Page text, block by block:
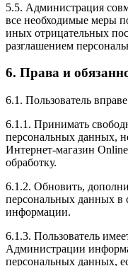
5.5. Администрация
все необходимые меры
иных отрицательных
разглашением
6. Права и
6.1. Пользователь
6.1.1. Принимать
персональных данных,
Интернет-магазин
обработку.
6.1.2. Обновить,
персональных данных в
информации.
6.1.3. Пользователь
Администрации
персональных данных,